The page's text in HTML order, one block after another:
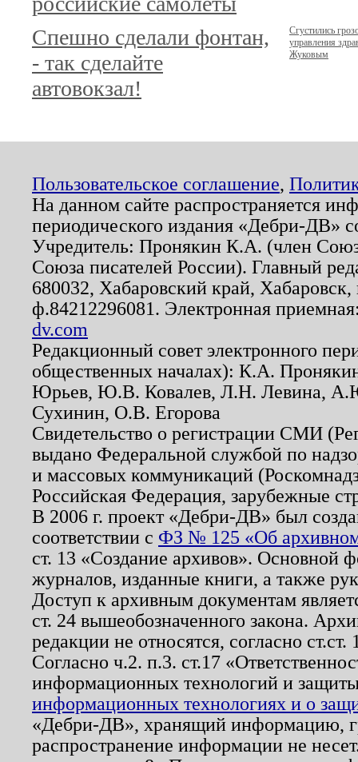
Спешно сделали фонтан,
- так сделайте
автовокзал!
Сгустились
управления
Жуковым
Пользовательское соглашение,
На данном сайте распространяется
периодического издания «Дебри-ДВ»
Учредитель: Пронякин К.А. (член
Союза писателей России). Главный
680032, Хабаровский край,
ф.84212296081. Электронная
dv.com
Редакционный совет электронного
общественных началах): К.А.
Юрьев, Ю.В. Ковалев, Л.Н. Левина,
Сухинин, О.В. Егорова
Свидетельство о регистрации СМИ
выдано Федеральной службой по
и массовых коммуникаций
Российская Федерация, зарубежные
В 2006 г. проект «Дебри-ДВ» был
соответствии с ФЗ № 125 «Об
ст. 13 «Создание архивов». Основной
журналов, изданные книги, а также
Доступ к архивным документам
ст. 24 вышеобозначенного закона.
редакции не относятся, согласно
Согласно ч.2. п.3. ст.17
информационных технологий и
информационных технологиях и о
«Дебри-ДВ», хранящий информацию,
распространение информации не